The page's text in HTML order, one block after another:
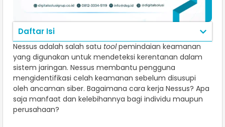
Daftar Isi
Nessus adalah salah satu toolpemindaian keamanan
yang digunakan untuk mendeteksi kerentanan dalam
sistem jaringan. Nessus membantu pengguna
mengidentifikasi celah keamanan sebelum disusupi
oleh ancaman siber. Bagaimana cara kerja Nessus? Apa
saja manfaat dan kelebihannya bagi individu maupun
perusahaan?